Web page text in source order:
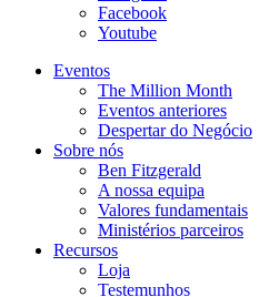
Facebook
Youtube
Eventos
The Million Month
Eventos anteriores
Despertar do Negócio
Sobre nós
Ben Fitzgerald
A nossa equipa
Valores fundamentais
Ministérios parceiros
Recursos
Loja
Testemunhos